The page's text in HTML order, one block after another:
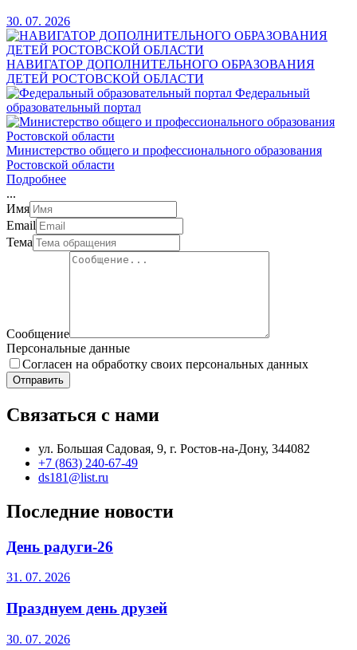
30. 07. 2026
НАВИГАТОР ДОПОЛНИТЕЛЬНОГО ОБРАЗОВАНИЯ
ДЕТЕЙ РОСТОВСКОЙ ОБЛАСТИ
Федеральный
образовательный портал
Министерство общего и профессионального образования
Ростовской области
Подробнее
...
Имя
Email
Тема
Сообщение
Персональные данные
Согласен на обработку своих персональных данных
Отправить
Связаться с нами
ул. Большая Садовая, 9, г. Ростов-на-Дону, 344082
+7 (863) 240-67-49
ds181@list.ru
Последние новости
День радуги-26
31. 07. 2026
Празднуем день друзей
30. 07. 2026